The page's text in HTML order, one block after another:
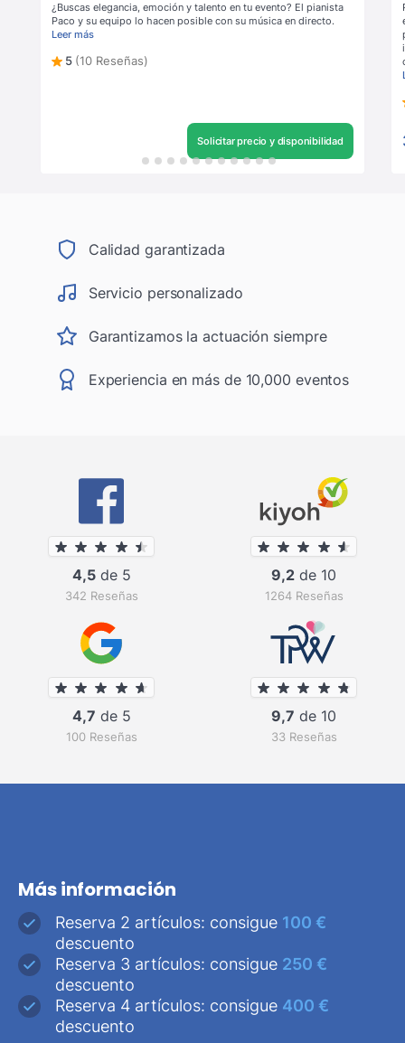
¿Buscas elegancia, emoción y talento en tu evento? El pianista
Paco y su equipo lo hacen posible con su música en directo.
Leer más
5 (10 Reseñas)
Solicitar precio y disponibilidad
Calidad garantizada
Servicio personalizado
Garantizamos la actuación siempre
Experiencia en más de 10,000 eventos
4,5de 5
342 Reseñas
9,2 de 10
1264 Reseñas
4,7 de 5
100 Reseñas
9,7 de 10
33 Reseñas
Más información
Reserva 2 artículos: consigue 100 €
descuento
Reserva 3 artículos: consigue 250 €
descuento
Reserva 4 artículos: consigue 400 €
descuento